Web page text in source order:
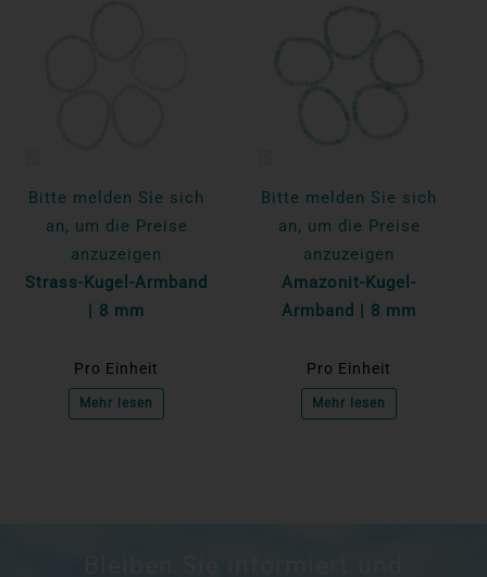
Bitte melden Sie sich
an, um die Preise
anzuzeigen
Strass-Kugel-Armband
| 8 mm
Pro Einheit
Mehr lesen
Bitte melden Sie sich
an, um die Preise
anzuzeigen
Amazonit-Kugel-
Armband | 8 mm
Pro Einheit
Mehr lesen